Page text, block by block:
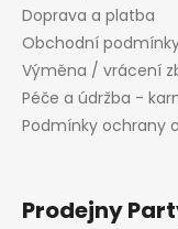
Doprava a platba
Obchodní
Výměna / vrácení
Péče a údržba -
Podmínky ochrany
Prodejny